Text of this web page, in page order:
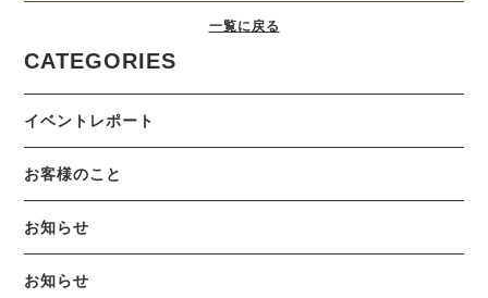
一覧に戻る
CATEGORIES
イベントレポート
お客様のこと
お知らせ
お知らせ